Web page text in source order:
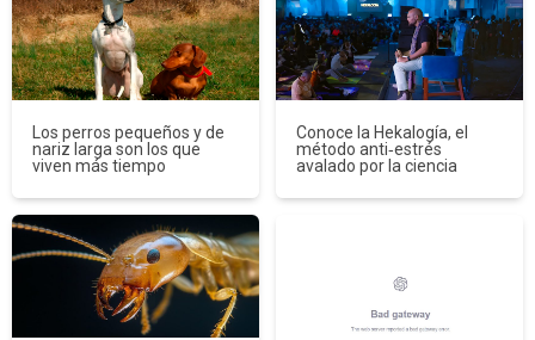
Los perros pequeños y de
nariz larga son los que
viven más tiempo
Conoce la Hekalogía, el
método anti‑estrés
avalado por la ciencia